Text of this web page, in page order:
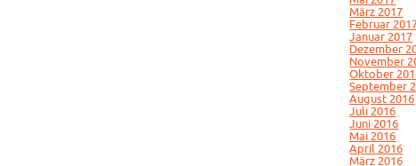
März 2017
Februar
Januar 2017
Dezember
November
Oktober
September
August 2016
Juli 2016
Juni 2016
Mai 2016
April 2016
März 2016